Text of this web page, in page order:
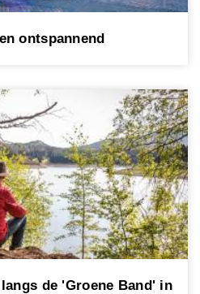
ontspannend
de 'Groene Band' in